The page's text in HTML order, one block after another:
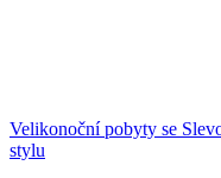
Velikonoční pobyty se
stylu